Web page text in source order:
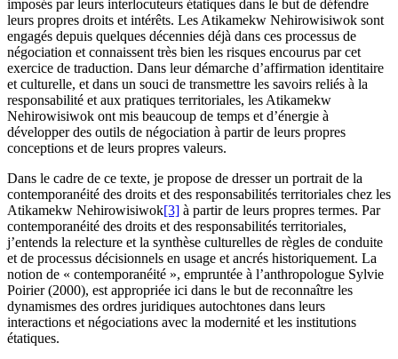
imposés par leurs interlocuteurs étatiques dans le but de défendre
leurs propres droits et intérêts. Les Atikamekw Nehirowisiwok sont
engagés depuis quelques décennies déjà dans ces processus de
négociation et connaissent très bien les risques encourus par cet
exercice de traduction. Dans leur démarche d’affirmation identitaire
et culturelle, et dans un souci de transmettre les savoirs reliés à la
responsabilité et aux pratiques territoriales, les Atikamekw
Nehirowisiwok ont mis beaucoup de temps et d’énergie à
développer des outils de négociation à partir de leurs propres
conceptions et de leurs propres valeurs.
Dans le cadre de ce texte, je propose de dresser un portrait de la
contemporanéité des droits et des responsabilités territoriales chez les
Atikamekw Nehirowisiwok[3] à partir de leurs propres termes. Par
contemporanéité des droits et des responsabilités territoriales,
j’entends la relecture et la synthèse culturelles de règles de conduite
et de processus décisionnels en usage et ancrés historiquement. La
notion de « contemporanéité », empruntée à l’anthropologue Sylvie
Poirier (2000), est appropriée ici dans le but de reconnaître les
dynamismes des ordres juridiques autochtones dans leurs
interactions et négociations avec la modernité et les institutions
étatiques.